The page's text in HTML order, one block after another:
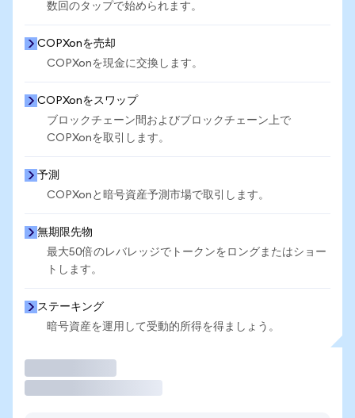
数回のタップで始められます。
COPXonを売却
COPXonを現金に交換します。
COPXonをスワップ
ブロックチェーン間およびブロックチェーン上で
COPXonを取引します。
予測
COPXonと暗号資産予測市場で取引します。
無期限先物
最大50倍のレバレッジでトークンをロングまたはショー
トします。
ステーキング
暗号資産を運用して受動的所得を得ましょう。